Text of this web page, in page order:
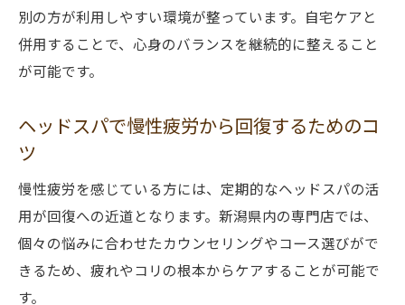
別の方が利用しやすい環境が整っています。自宅ケアと
併用することで、心身のバランスを継続的に整えること
が可能です。
ヘッドスパで慢性疲労から回復するためのコ
ツ
慢性疲労を感じている方には、定期的なヘッドスパの活
用が回復への近道となります。新潟県内の専門店では、
個々の悩みに合わせたカウンセリングやコース選びがで
きるため、疲れやコリの根本からケアすることが可能で
す。